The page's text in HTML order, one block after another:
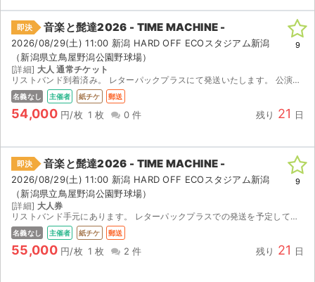
よくある質問
お知らせ
即決 音楽と髭達2026 - TIME MACHINE -
2026/08/29(土) 11:00 新潟 HARD OFF ECOスタジアム新潟
（新潟県立鳥屋野潟公園野球場）
[詳細] 大人 通常チケット
リストバンド到着済み。 レターパックプラスにて発送いたします。 公演中止以外キャンセル不可(公演中止の場合、送料手数料を差し引き返金) ご不明な点がございましたらご購入前にコメントをお願いいた...
名義なし 主催者 紙チケ 郵送
54,000 円/枚 1 枚 0 件 残り 21 日
9
即決 音楽と髭達2026 - TIME MACHINE -
2026/08/29(土) 11:00 新潟 HARD OFF ECOスタジアム新潟
（新潟県立鳥屋野潟公園野球場）
[詳細] 大人券
リストバンド手元にあります。 レターパックプラスでの発送を予定しております。 公演が中止となった場合のみ、手数料を差し引いた金額を返金いたします。 取引確定後のキャンセルはお受けできません。 ...
名義なし 主催者 紙チケ 郵送
55,000 円/枚 1 枚 2 件 残り 21 日
9